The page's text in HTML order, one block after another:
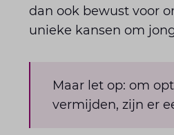
dan ook bewust voor
unieke kansen om
Maar let op: om
vermijden, zijn er